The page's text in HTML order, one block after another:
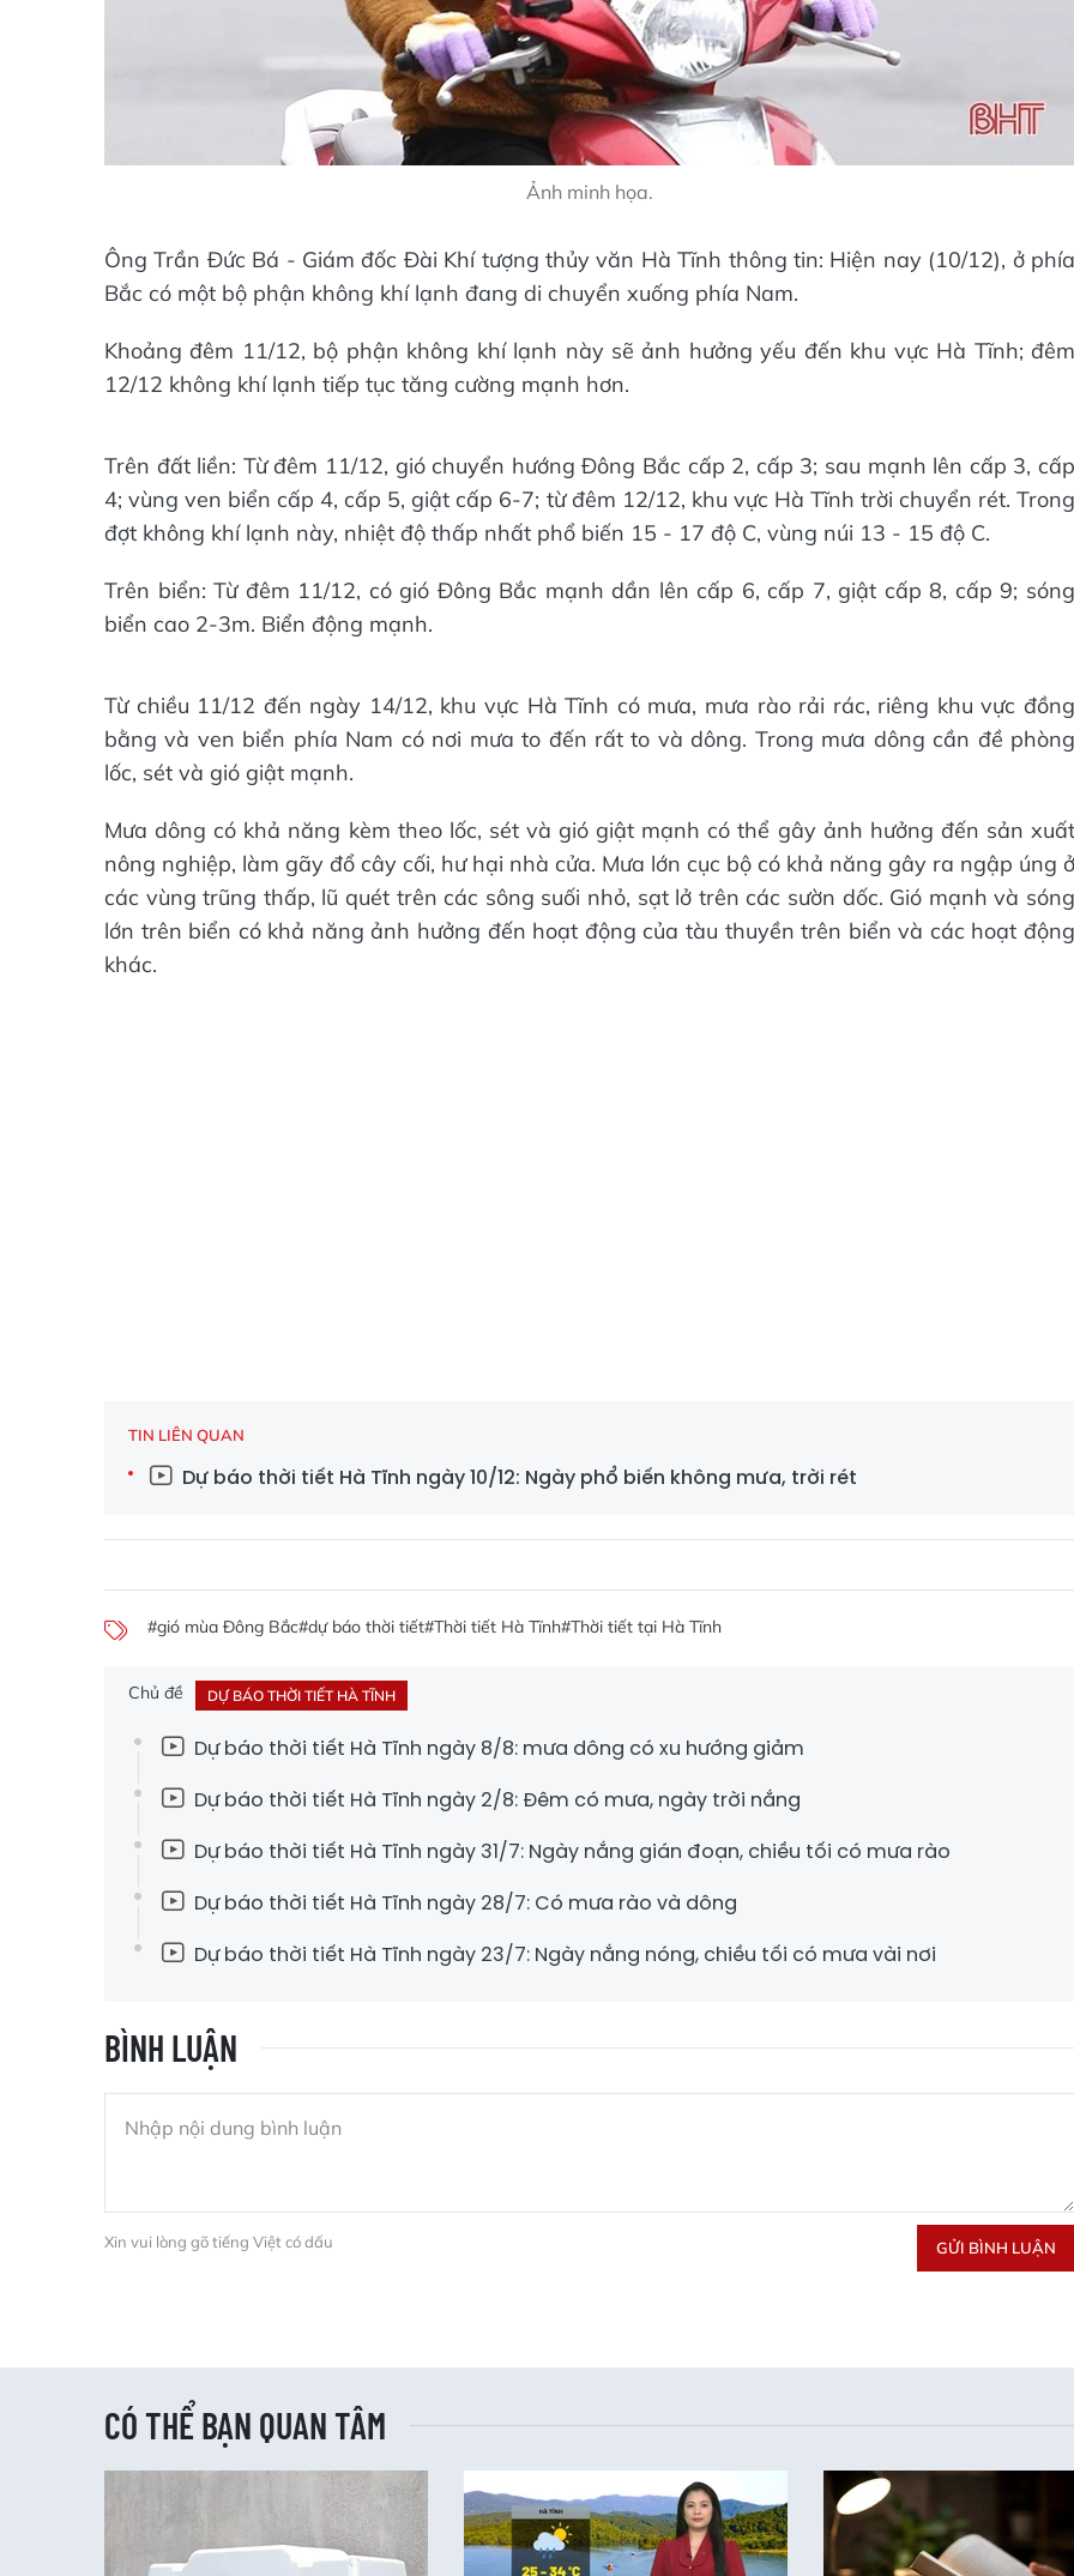
Ảnh minh họa.
Ông Trần Đức Bá - Giám đốc Đài Khí tượng thủy văn Hà Tĩnh thông tin: Hiện nay (10/12), ở phía
Bắc có một bộ phận không khí lạnh đang di chuyển xuống phía Nam.
Khoảng đêm 11/12, bộ phận không khí lạnh này sẽ ảnh hưởng yếu đến khu vực Hà Tĩnh; đêm
12/12 không khí lạnh tiếp tục tăng cường mạnh hơn.
Trên đất liền: Từ đêm 11/12, gió chuyển hướng Đông Bắc cấp 2, cấp 3; sau mạnh lên cấp 3, cấp
4; vùng ven biển cấp 4, cấp 5, giật cấp 6-7; từ đêm 12/12, khu vực Hà Tĩnh trời chuyển rét. Trong
đợt không khí lạnh này, nhiệt độ thấp nhất phổ biến 15 - 17 độ C, vùng núi 13 - 15 độ C.
Trên biển: Từ đêm 11/12, có gió Đông Bắc mạnh dần lên cấp 6, cấp 7, giật cấp 8, cấp 9; sóng
biển cao 2-3m. Biển động mạnh.
Từ chiều 11/12 đến ngày 14/12, khu vực Hà Tĩnh có mưa, mưa rào rải rác, riêng khu vực đồng
bằng và ven biển phía Nam có nơi mưa to đến rất to và dông. Trong mưa dông cần đề phòng
lốc, sét và gió giật mạnh.
Mưa dông có khả năng kèm theo lốc, sét và gió giật mạnh có thể gây ảnh hưởng đến sản xuất
nông nghiệp, làm gãy đổ cây cối, hư hại nhà cửa. Mưa lớn cục bộ có khả năng gây ra ngập úng ở
các vùng trũng thấp, lũ quét trên các sông suối nhỏ, sạt lở trên các sườn dốc. Gió mạnh và sóng
lớn trên biển có khả năng ảnh hưởng đến hoạt động của tàu thuyền trên biển và các hoạt động
khác.
TIN LIÊN QUAN
Dự báo thời tiết Hà Tĩnh ngày 10/12: Ngày phổ biến không mưa, trời rét
#gió mùa Đông Bắc#dự báo thời tiết#Thời tiết Hà Tĩnh#Thời tiết tại Hà Tĩnh
Chủ đề DỰ BÁO THỜI TIẾT HÀ TĨNH
Dự báo thời tiết Hà Tĩnh ngày 8/8: mưa dông có xu hướng giảm
Dự báo thời tiết Hà Tĩnh ngày 2/8: Đêm có mưa, ngày trời nắng
Dự báo thời tiết Hà Tĩnh ngày 31/7: Ngày nắng gián đoạn, chiều tối có mưa rào
Dự báo thời tiết Hà Tĩnh ngày 28/7: Có mưa rào và dông
Dự báo thời tiết Hà Tĩnh ngày 23/7: Ngày nắng nóng, chiều tối có mưa vài nơi
BÌNH LUẬN
Xin vui lòng gõ tiếng Việt có dấu GỬI BÌNH LUẬN
CÓ THỂ BẠN QUAN TÂM